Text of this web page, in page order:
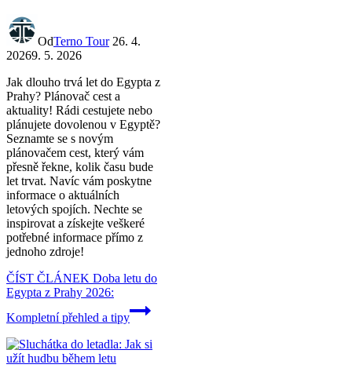
OdTerno Tour 26. 4.
20269. 5. 2026
Jak dlouho trvá let do Egypta z
Prahy? Plánovač cest a
aktuality! Rádi cestujete nebo
plánujete dovolenou v Egyptě?
Seznamte se s novým
plánovačem cest, který vám
přesně řekne, kolik času bude
let trvat. Navíc vám poskytne
informace o aktuálních
letových spojích. Nechte se
inspirovat a získejte veškeré
potřebné informace přímo z
jednoho zdroje!
ČÍST ČLÁNEK Doba letu do
Egypta z Prahy 2026:
Kompletní přehled a tipy